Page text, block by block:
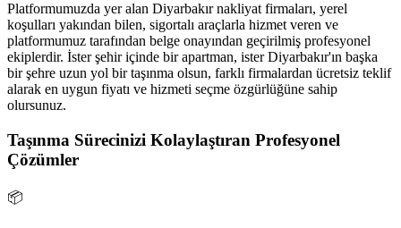
Platformumuzda yer alan Diyarbakır nakliyat firmaları, yerel
koşulları yakından bilen, sigortalı araçlarla hizmet veren ve
platformumuz tarafından belge onayından geçirilmiş profesyonel
ekiplerdir. İster şehir içinde bir apartman, ister Diyarbakır'ın başka
bir şehre uzun yol bir taşınma olsun, farklı firmalardan ücretsiz teklif
alarak en uygun fiyatı ve hizmeti seçme özgürlüğüne sahip
olursunuz.
Taşınma Sürecinizi Kolaylaştıran Profesyonel
Çözümler
📦